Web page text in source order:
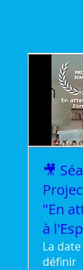
🎥
"En
à
La
définir